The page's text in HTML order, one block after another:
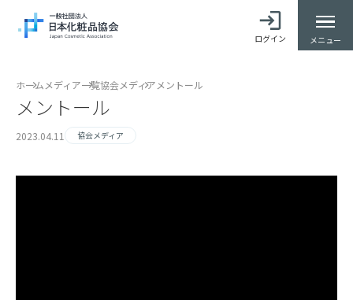
ログイン メニュー
ホーム メディア一覧協会メディア メントール
メントール
2023.04.11 協会メディア